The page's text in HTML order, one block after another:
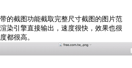
的截图功能截取完整尺寸截图的图片范
染引擎直接输出，速度很快，效果也很
都很高。